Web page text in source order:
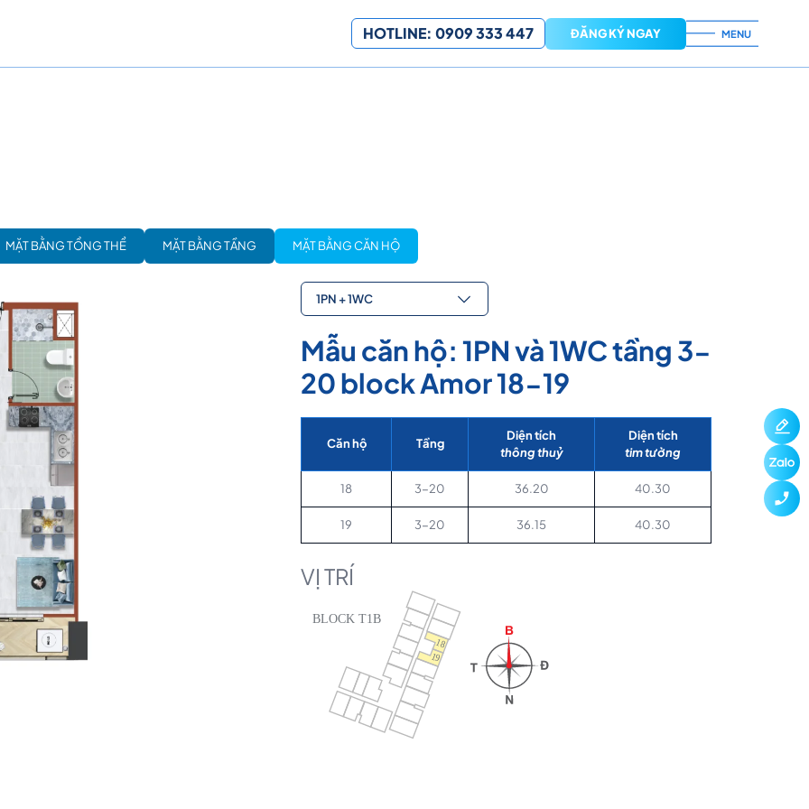
HOTLINE: 0909 333 447 ĐĂNG KÝ NGAY MENU
MẶT BẰNG TỔNG THỂ MẶT BẰNG TẦNG MẶT BẰNG CĂN HỘ
1PN + 1WC
Mẫu căn hộ: 1PN và 1WC tầng 3-
20 block Amor 18-19
Căn hộ Tầng
Diện tích
thông thuỷ
Diện tích
tim tường
18 3-20 36.20 40.30
19 3-20 36.15 40.30
VỊ TRÍ